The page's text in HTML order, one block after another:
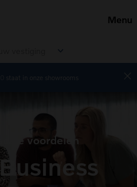
Menu
staat in onze showrooms
voordelen